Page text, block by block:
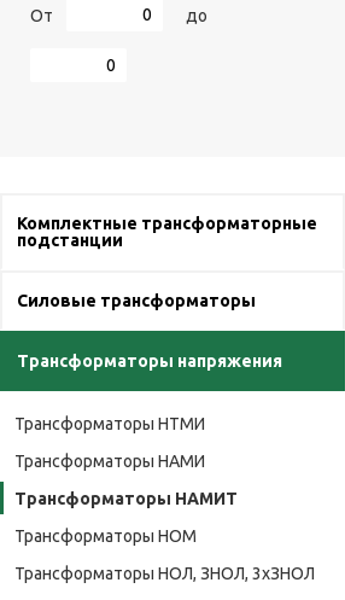
От до
Комплектные трансформаторные
подстанции
Силовые трансформаторы
Трансформаторы напряжения
Трансформаторы НТМИ
Трансформаторы НАМИ
Трансформаторы НАМИТ
Трансформаторы НОМ
Трансформаторы НОЛ, ЗНОЛ, 3хЗНОЛ